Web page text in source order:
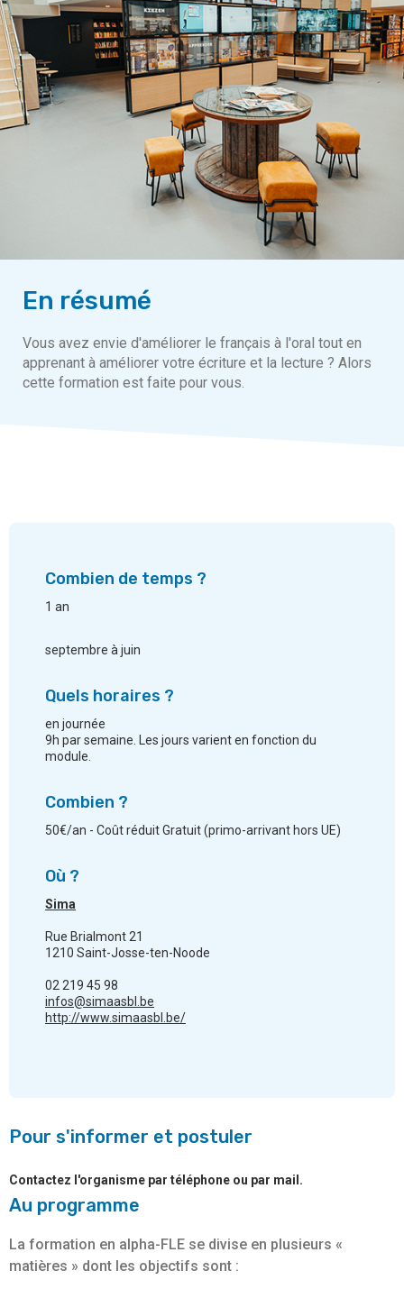
En résumé
Vous avez envie d'améliorer le français à l'oral tout en
apprenant à améliorer votre écriture et la lecture ? Alors
cette formation est faite pour vous.
Au programme
La formation en alpha-FLE se divise en plusieurs «
matières » dont les objectifs sont :
Combien de temps ?
1 an
septembre à juin
Quels horaires ?
en journée
9h par semaine. Les jours varient en fonction du
module.
Combien ?
50€/an - Coût réduit Gratuit (primo-arrivant hors UE)
Où ?
Sima
Rue Brialmont 21
1210 Saint-Josse-ten-Noode
02 219 45 98
infos@simaasbl.be
http://www.simaasbl.be/
Pour s'informer et postuler
Contactez l'organisme par téléphone ou par mail.